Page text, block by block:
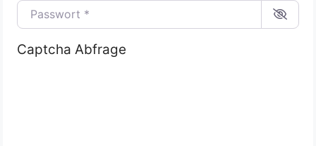
Passwort
Captcha Abfrage